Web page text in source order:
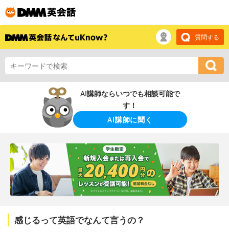
質問する
AI講師ならいつでも相談可能で
す！
AI講師に聞く
感じるって英語でなんて言うの？